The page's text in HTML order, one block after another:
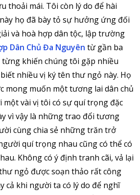
thoải mái. Tôi còn lý do để hài
họ đã bày tỏ sự hưởng ứng đối
và hoà hợp dân tộc, lập trường
Dân Chủ Đa Nguyên từ gần ba
từng khiến chúng tôi gặp nhiều
nhiều vị ký tên thư ngỏ này. Họ
mong muốn một tương lai dân chủ
một vài vị tôi có sự quí trọng đặc
vì vậy là những trao đổi tương
cùng chia sẻ những trăn trở
quí trọng nhau cũng có thể có
Không có ý định tranh cãi, vả lại
ngỏ được soạn thảo rất công
cả khi người ta có lý do để nghĩ